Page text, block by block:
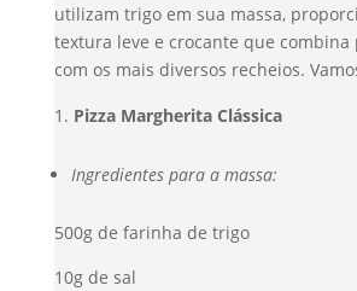
utilizam trigo em sua massa,
textura leve e crocante que
com os mais diversos recheios.
Pizza Margherita Clássica
Ingredientes para a massa:
500g de farinha de trigo
10g de sal